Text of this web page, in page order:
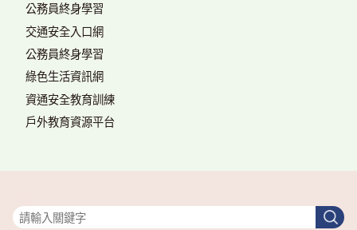
公務員終身學習
交通安全入口網
公務員終身學習
綠色生活資訊網
資通安全教育訓練
戶外教育資源平台
搜
尋